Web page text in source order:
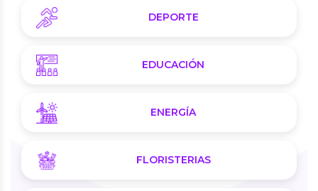
DEPORTE
EDUCACIÓN
ENERGÍA
FLORISTERIAS